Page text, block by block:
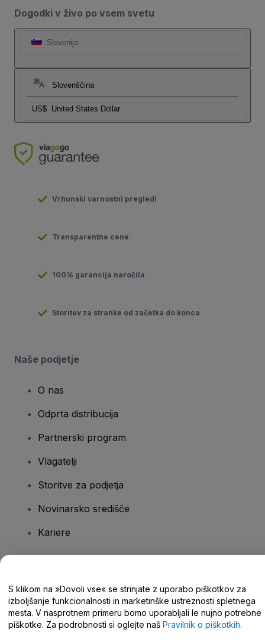
Dogodki v živo po vsem svetu
Slovenija
Slovenščina
US$ United States Dollar
Vrhunski varnostni pregledi
Transparentne cene
100% garancija naročila
Storitev za stranke od začetka do konca
Naše podjetje
O nas
Odprta distribucija
Partnerski program
Vlagatelji
Storitve za podjetja
Novinarsko središče
Kariere
Središče za pomoč/stik z nami
S klikom na »Dovoli vse« se strinjate z uporabo piškotkov za
izboljšanje funkcionalnosti in marketinške ustreznosti spletnega
mesta. V nasprotnem primeru bomo uporabljali le nujno potrebne
piškotke. Za podrobnosti si oglejte naš Pravilnik o piškotkih.